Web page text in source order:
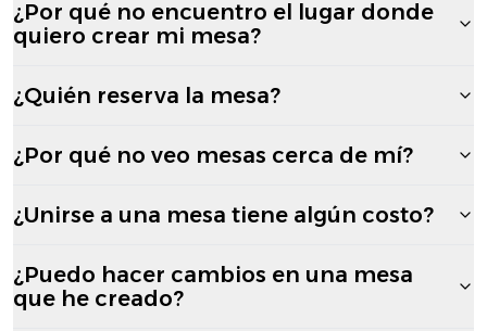
¿Por qué no encuentro el lugar donde
quiero crear mi mesa?
¿Quién reserva la mesa?
¿Por qué no veo mesas cerca de mí?
¿Unirse a una mesa tiene algún costo?
¿Puedo hacer cambios en una mesa
que he creado?